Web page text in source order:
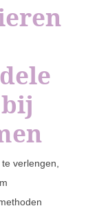
verlengen,